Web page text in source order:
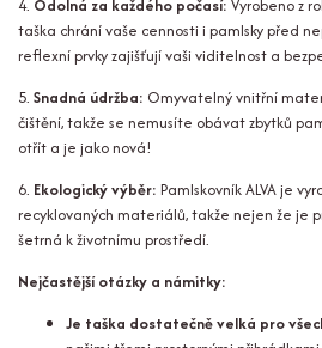
4. Odolná za každého počasí: Vyrobeno z
taška chrání vaše cennosti i pamlsky před
reflexní prvky zajišťují vaši viditelnost a
5. Snadná údržba: Omyvatelný vnitřní
čištění, takže se nemusíte obávat zbytků
otřít a je jako nová!
6. Ekologický výběr: Pamlskovník ALVA je
recyklovaných materiálů, takže nejen že je
šetrná k životnímu prostředí.
Nejčastější otázky a námitky:
Je taška dostatečně velká pro